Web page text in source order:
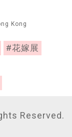
Kong
#花嫁展
Reserved.